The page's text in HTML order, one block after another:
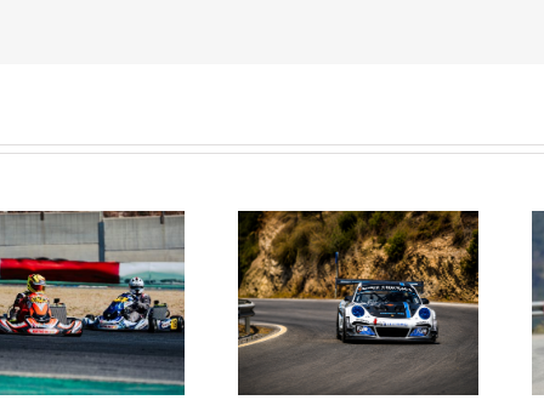
Humberto Janssens conquista la
Subida al Cerro de los Cañones
de Lanjarón 2026 en un brillante
fin de semana de automovilismo
La Subida al Cerro de los
Cañones levanta hoy el telón con
un cartel de lujo